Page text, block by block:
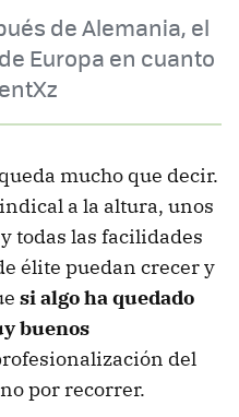
de Alemania, el
Europa en cuanto
mucho que decir.
a la altura, unos
todas las facilidades
élite puedan crecer y
si algo ha quedado
buenos
del
por recorrer.